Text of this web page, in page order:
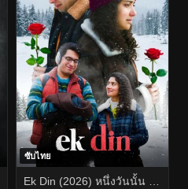
ซับไทย
Ek Din (2026) หนึ่งวันนั้น …